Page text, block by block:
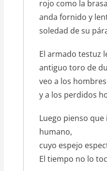
rojo como la
anda fornido y
soledad de su
El armado testuz
antiguo toro de
veo a los
y a los perdidos
Luego pienso
humano,
cuyo espejo
El tiempo no lo